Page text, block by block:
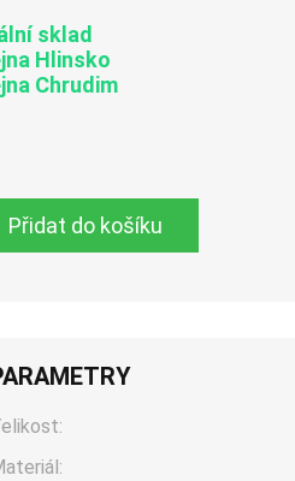
sklad
Hlinsko
Chrudim
Přidat do košíku